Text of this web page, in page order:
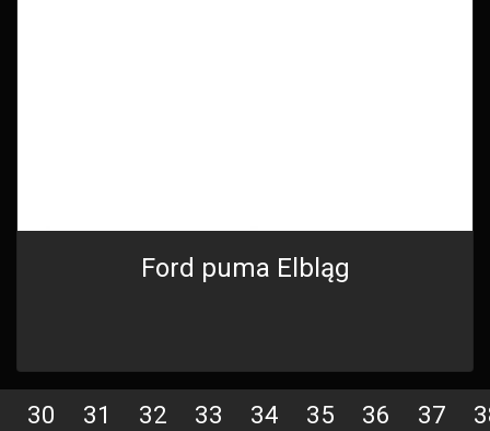
Ford puma Elbląg
30 31 32 33 34 35 36 37